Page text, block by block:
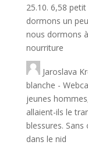
25.10. 6,58
dormons un
nous dormons
nourriture
Jaroslava
blanche -
jeunes
allaient-ils le
blessures.
dans le nid